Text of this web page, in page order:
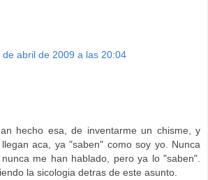
de abril de 2009 a las 20:04
hecho esa, de inventarme un chisme, y
aca, ya "saben" como soy yo. Nunca
me han hablado, pero ya lo "saben".
la sicologia detras de este asunto.